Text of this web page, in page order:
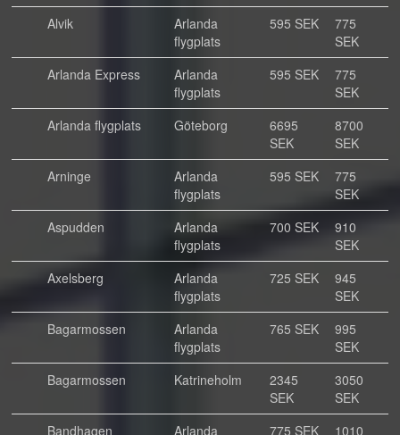
Alvik
Arlanda
flygplats
595 SEK
775
SEK
Arlanda Express
Arlanda
flygplats
595 SEK
775
SEK
Arlanda flygplats
Göteborg
6695
SEK
8700
SEK
Arninge
Arlanda
flygplats
595 SEK
775
SEK
Aspudden
Arlanda
flygplats
700 SEK
910
SEK
Axelsberg
Arlanda
flygplats
725 SEK
945
SEK
Bagarmossen
Arlanda
flygplats
765 SEK
995
SEK
Bagarmossen
Katrineholm
2345
SEK
3050
SEK
Bandhagen
Arlanda 775 SEK 1010